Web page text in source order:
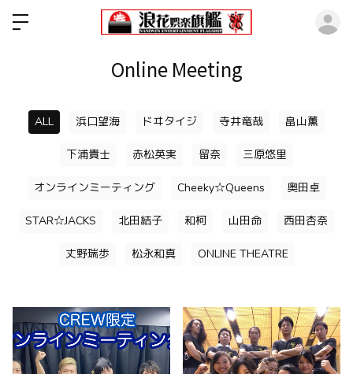
Online Meeting
ALL 浜口望海 ドヰタイジ 寺井竜哉 畠山薫
下浦貴士 赤松英実 留奈 三原悠里
オンラインミーティング Cheeky☆Queens 奥田卓
STAR☆JACKS 北田結子 和柯 山田命 西田杏奈
丈野瑞歩 松永和真 ONLINE THEATRE